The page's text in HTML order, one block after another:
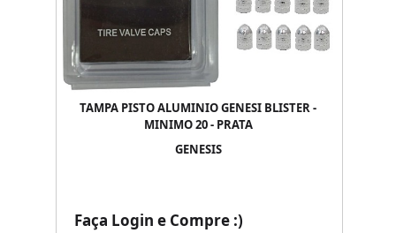
TAMPA PISTO ALUMINIO GENESI BLISTER -
MINIMO 20 - PRATA
GENESIS
Faça Login e Compre :)